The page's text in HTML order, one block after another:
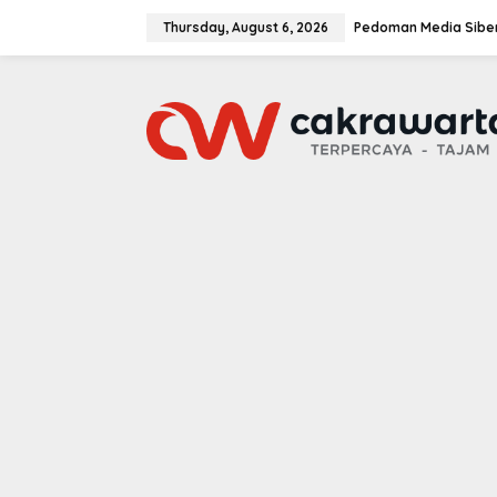
Thursday, August 6, 2026 Pedoman Media